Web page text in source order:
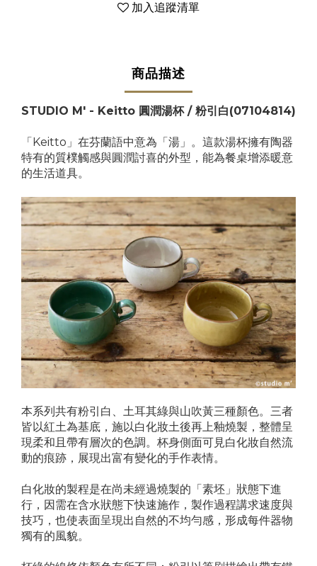
加入追蹤清單
商品描述
STUDIO M' - Keitto 圓潤湯杯 / 粉引白(07104814)
「Keitto」在芬蘭語中意為「湯」。這款湯杯擁有陶器
特有的質樸觸感與圓潤討喜的外型，能為餐桌增添暖意
的生活道具。
本系列共有粉引白、土耳其綠與山吹黃三種顏色。三者
皆以紅土為基底，施以白化妝土後再上釉燒製，整體呈
現柔和且帶有層次的色調。杯身側面可見白化妝自然流
動的痕跡，展現出富有變化的手作表情。
白化妝的製程是在尚未經過燒製的「素坯」狀態下進
行，因需在含水狀態下快速施作，製作過程講求速度與
技巧，也使表面呈現出自然的不均勻感，形成每件器物
獨有的風貌。